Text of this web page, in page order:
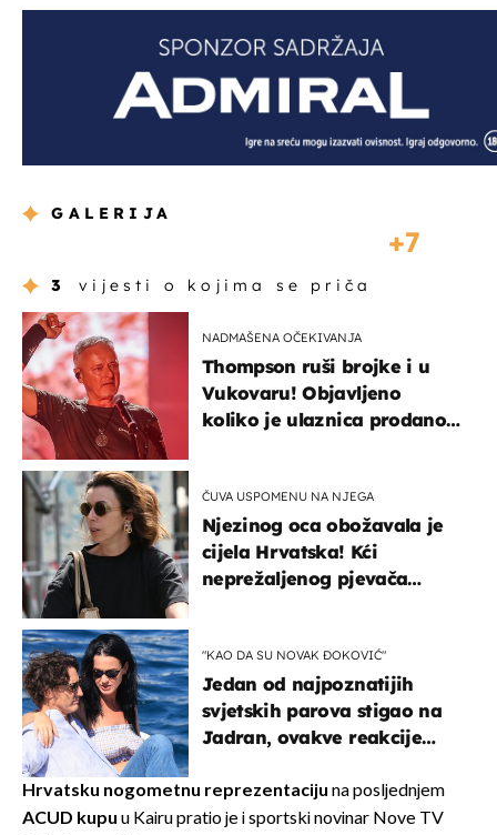
GALERIJA
7
3 vijesti o kojima se priča
NADMAŠENA OČEKIVANJA
Thompson ruši brojke i u
Vukovaru! Objavljeno
koliko je ulaznica prodano
ČUVA USPOMENU NA NJEGA
Njezinog oca obožavala je
cijela Hrvatska! Kći
neprežaljenog pjevača
"KAO DA SU NOVAK ĐOKOVIĆ"
Jedan od najpoznatijih
svjetskih parova stigao na
Jadran, ovakve reakcije
Hrvatsku nogometnu reprezentaciju na posljednjem
ACUD kupu u Kairu pratio je i sportski novinar Nove TV